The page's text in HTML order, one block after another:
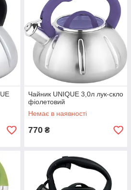
Чайник UNIQUE 3,0л лук-скло
фіолетовий
Немає в наявності
770 ₴